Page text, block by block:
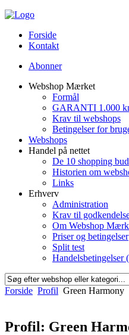
Forside
Kontakt
Abonner
Webshop Mærket
Formål
GARANTI 1.000
Krav til webshops
Betingelser for
Webshops
Handel på nettet
De 10 shopping bud
Historien om
Links
Erhverv
Administration
Krav til
Om Webshop
Priser og betingelser
Split test
Handelsbetingelser
Forside Profil Green Harmony
Profil: Green